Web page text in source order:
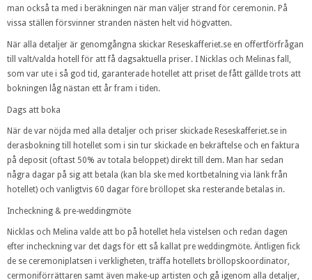
man också ta med i beräkningen när man väljer strand för ceremonin. På
vissa ställen försvinner stranden nästen helt vid högvatten.
När alla detaljer är genomgångna skickar Reseskafferiet.se en offertförfrågan
till valt/valda hotell för att få dagsaktuella priser. I Nicklas och Melinas fall,
som var ute i så god tid, garanterade hotellet att priset de fått gällde trots att
bokningen låg nästan ett år fram i tiden.
Dags att boka
När de var nöjda med alla detaljer och priser skickade Reseskafferiet.se in
derasbokning till hotellet som i sin tur skickade en bekräftelse och en faktura
på deposit (oftast 50% av totala beloppet) direkt till dem. Man har sedan
några dagar på sig att betala (kan bla ske med kortbetalning via länk från
hotellet) och vanligtvis 60 dagar före bröllopet ska resterande betalas in.
Incheckning & pre-weddingmöte
Nicklas och Melina valde att bo på hotellet hela vistelsen och redan dagen
efter incheckning var det dags för ett så kallat pre weddingmöte. Äntligen fick
de se ceremoniplatsen i verkligheten, träffa hotellets bröllopskoordinator,
cermoniförrättaren samt även make-up artisten och gå igenom alla detaljer,